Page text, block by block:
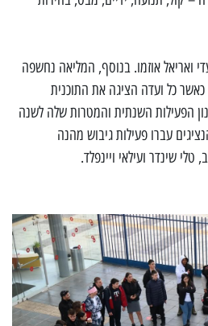
ואריאל אוזמו. בנוסף, המליאה נחשפה
כאשר כל ועדה הציגה את התוכנית
הפעילות השנתית והמטרות שלה לשנה
עברו פעילות גיבוש מהנה
שינדר ועילאי ויינפלד.